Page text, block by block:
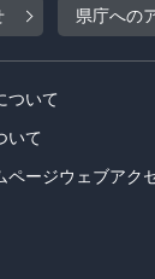
県庁への
ついて
いて
ページウェブアク